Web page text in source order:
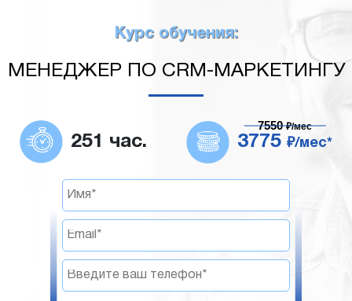
Курс обучения:
МЕНЕДЖЕР ПО CRM-МАРКЕТИНГУ
251 час. 3775 ₽/мес*
7550₽/мес